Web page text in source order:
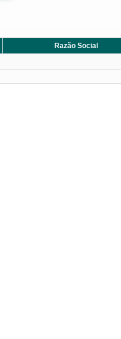
Razão Social